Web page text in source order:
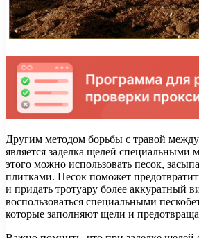
Другим методом борьбы с травой
является заделка щелей специальными
этого можно использовать песок,
плитками. Песок поможет
и придать тротуару более аккуратный
воспользоваться специальными
которые заполняют щели и